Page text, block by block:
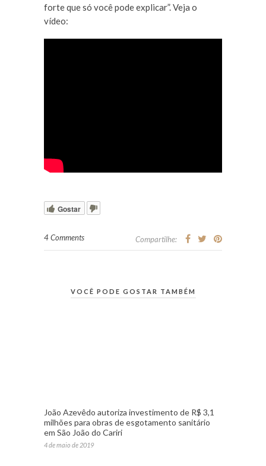
forte que só você pode explicar”. Veja o
vídeo:
Gostar
4 Comments Compartilhe:
VOCÊ PODE GOSTAR TAMBÉM
João Azevêdo autoriza investimento de R$ 3,1
milhões para obras de esgotamento sanitário
em São João do Cariri
4 de maio de 2019